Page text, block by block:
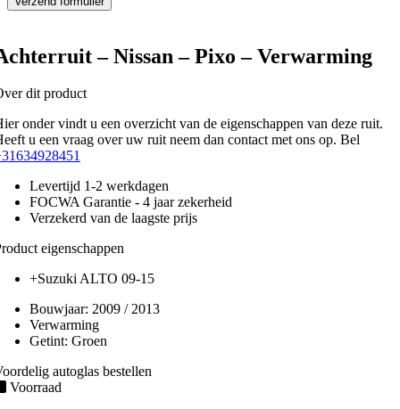
– Nissan – Pixo – Verwarming
dit product
onder vindt u een overzicht van de eigenschappen van deze ruit.
u een vraag over uw ruit neem dan contact met ons op. Bel
Levertijd 1-2 werkdagen
FOCWA Garantie - 4 jaar zekerheid
Verzekerd van de laagste prijs
eigenschappen
+Suzuki ALTO 09-15
Bouwjaar: 2009 / 2013
Verwarming
Getint: Groen
autoglas bestellen
Voorraad